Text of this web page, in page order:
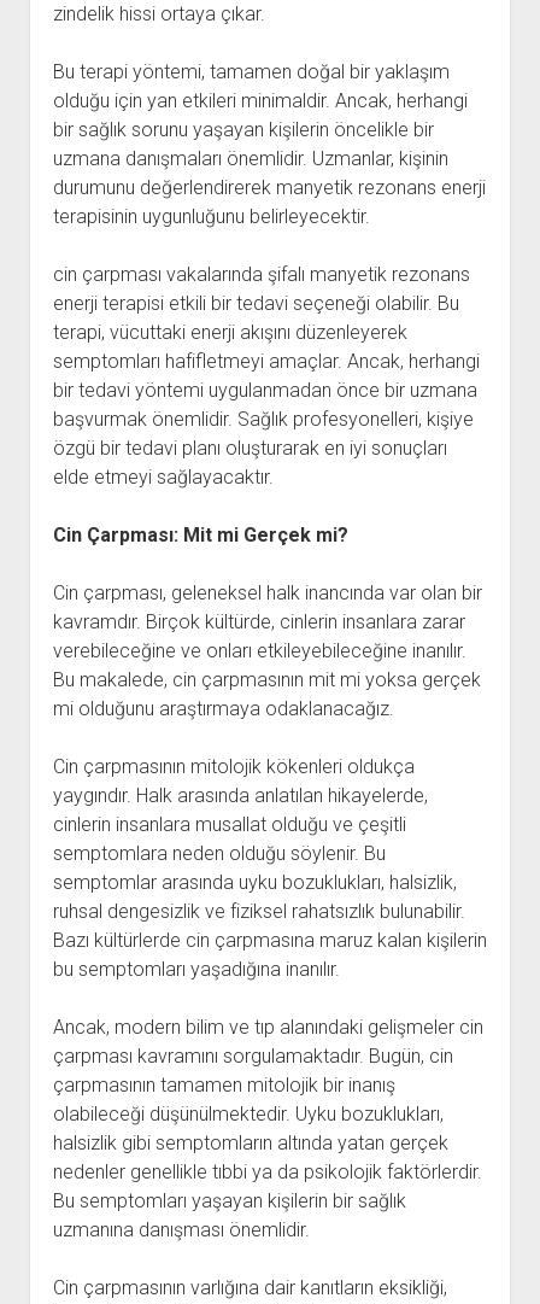
zindelik hissi ortaya çıkar.
Bu terapi yöntemi, tamamen doğal bir yaklaşım
olduğu için yan etkileri minimaldir. Ancak, herhangi
bir sağlık sorunu yaşayan kişilerin öncelikle bir
uzmana danışmaları önemlidir. Uzmanlar, kişinin
durumunu değerlendirerek manyetik rezonans enerji
terapisinin uygunluğunu belirleyecektir.
cin çarpması vakalarında şifalı manyetik rezonans
enerji terapisi etkili bir tedavi seçeneği olabilir. Bu
terapi, vücuttaki enerji akışını düzenleyerek
semptomları hafifletmeyi amaçlar. Ancak, herhangi
bir tedavi yöntemi uygulanmadan önce bir uzmana
başvurmak önemlidir. Sağlık profesyonelleri, kişiye
özgü bir tedavi planı oluşturarak en iyi sonuçları
elde etmeyi sağlayacaktır.
Cin Çarpması: Mit mi Gerçek mi?
Cin çarpması, geleneksel halk inancında var olan bir
kavramdır. Birçok kültürde, cinlerin insanlara zarar
verebileceğine ve onları etkileyebileceğine inanılır.
Bu makalede, cin çarpmasının mit mi yoksa gerçek
mi olduğunu araştırmaya odaklanacağız.
Cin çarpmasının mitolojik kökenleri oldukça
yaygındır. Halk arasında anlatılan hikayelerde,
cinlerin insanlara musallat olduğu ve çeşitli
semptomlara neden olduğu söylenir. Bu
semptomlar arasında uyku bozuklukları, halsizlik,
ruhsal dengesizlik ve fiziksel rahatsızlık bulunabilir.
Bazı kültürlerde cin çarpmasına maruz kalan kişilerin
bu semptomları yaşadığına inanılır.
Ancak, modern bilim ve tıp alanındaki gelişmeler cin
çarpması kavramını sorgulamaktadır. Bugün, cin
çarpmasının tamamen mitolojik bir inanış
olabileceği düşünülmektedir. Uyku bozuklukları,
halsizlik gibi semptomların altında yatan gerçek
nedenler genellikle tıbbi ya da psikolojik faktörlerdir.
Bu semptomları yaşayan kişilerin bir sağlık
uzmanına danışması önemlidir.
Cin çarpmasının varlığına dair kanıtların eksikliği,